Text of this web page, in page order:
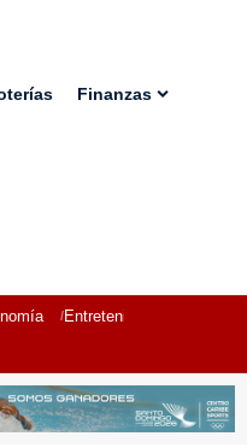
Finanzas
Entretenimiento